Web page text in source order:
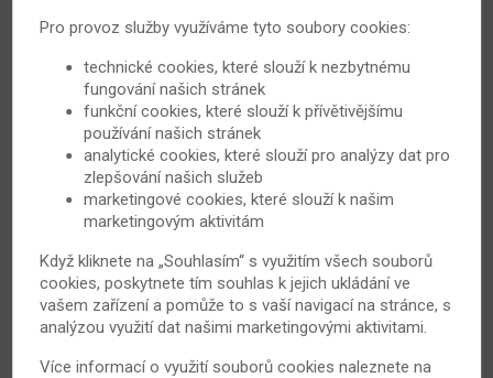
S bechtěrevem až na papežský stolec
Ač se může zdát ankylozující spondylitida neboli
Bechtěrevova choroba velmi limitujícím onemocněním,
lze i s tímto hendikepem dokázat velké věci. Jedním ze
slavných pacientů byl i papež Jan Pavel II. Narodil se 18.
Józef Wojtyła...
4. 4. 2010 Bechtěrevova nemoc
Pro provoz služby využíváme tyto soubory cookies:
technické cookies, které slouží k nezbytnému
fungování našich stránek
funkční cookies, které slouží k přívětivějšímu
používání našich stránek
analytické cookies, které slouží pro analýzy dat pro
zlepšování našich služeb
marketingové cookies, které slouží k našim
marketingovým aktivitám
Když kliknete na „Souhlasím“ s využitím všech souborů
cookies, poskytnete tím souhlas k jejich ukládání ve
vašem zařízení a pomůže to s vaší navigací na stránce, s
analýzou využití dat našimi marketingovými aktivitami.
Více informací o využití souborů cookies naleznete na